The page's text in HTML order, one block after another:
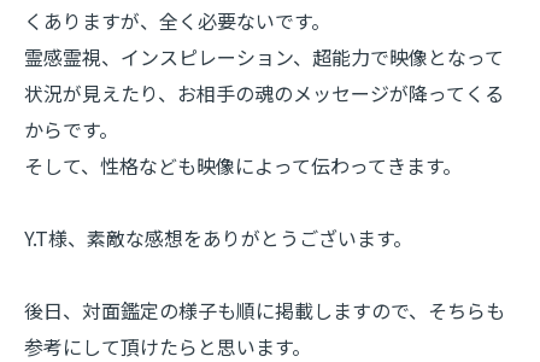
くありますが、全く必要ないです。
霊感霊視、インスピレーション、超能力で映像となって
状況が見えたり、お相手の魂のメッセージが降ってくる
からです。
そして、性格なども映像によって伝わってきます。
Y.T様、素敵な感想をありがとうございます。
後日、対面鑑定の様子も順に掲載しますので、そちらも
参考にして頂けたらと思います。